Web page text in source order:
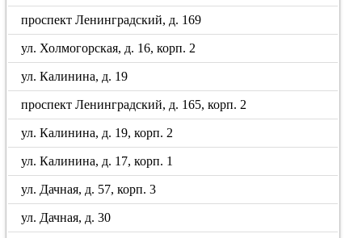
проспект Ленинградский, д. 169
ул. Холмогорская, д. 16, корп. 2
ул. Калинина, д. 19
проспект Ленинградский, д. 165, корп. 2
ул. Калинина, д. 19, корп. 2
ул. Калинина, д. 17, корп. 1
ул. Дачная, д. 57, корп. 3
ул. Дачная, д. 30